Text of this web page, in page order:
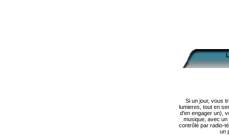
Si un jour, vous
lumieres, tout en
d'en engager un),
musique, avec
contrôlé par radio-
un